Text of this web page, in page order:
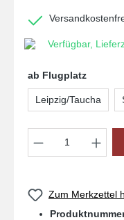
Verfügbar,
ab Flugplatz
Leipzig/Taucha
Produkt
Zum Merkzettel